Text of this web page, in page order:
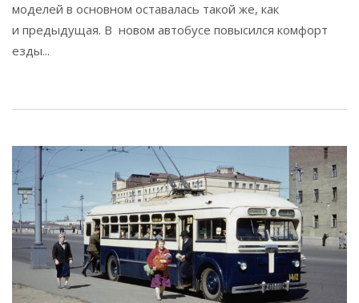
моделей в основном оставалась такой же, как
и предыдущая. В новом автобусе повысился комфорт
езды...